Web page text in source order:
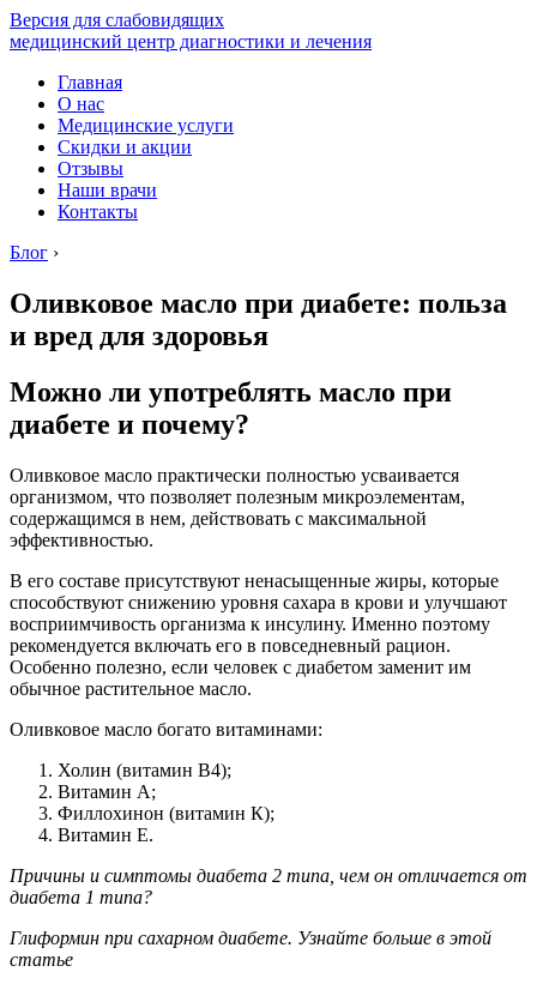
Версия для слабовидящих
медицинский центр диагностики и лечения
Главная
О нас
Медицинские услуги
Скидки и акции
Отзывы
Наши врачи
Контакты
Блог ›
Оливковое масло при диабете: польза
и вред для здоровья
Можно ли употреблять масло при
диабете и почему?
Оливковое масло практически полностью усваивается
организмом, что позволяет полезным микроэлементам,
содержащимся в нем, действовать с максимальной
эффективностью.
В его составе присутствуют ненасыщенные жиры, которые
способствуют снижению уровня сахара в крови и улучшают
восприимчивость организма к инсулину. Именно поэтому
рекомендуется включать его в повседневный рацион.
Особенно полезно, если человек с диабетом заменит им
обычное растительное масло.
Оливковое масло богато витаминами:
Холин (витамин B4);
Витамин А;
Филлохинон (витамин К);
Витамин Е.
Причины и симптомы диабета 2 типа, чем он отличается от
диабета 1 типа?
Глиформин при сахарном диабете. Узнайте больше в этой
статье